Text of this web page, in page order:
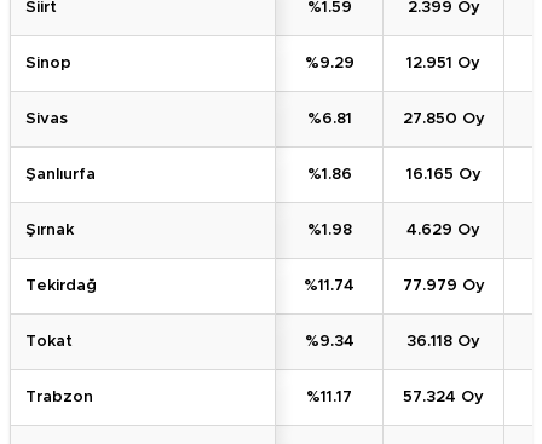
Siirt %1.59 2.399 Oy
Sinop %9.29 12.951 Oy
Sivas %6.81 27.850 Oy
Şanlıurfa %1.86 16.165 Oy
Şırnak %1.98 4.629 Oy
Tekirdağ %11.74 77.979 Oy
Tokat %9.34 36.118 Oy
Trabzon %11.17 57.324 Oy